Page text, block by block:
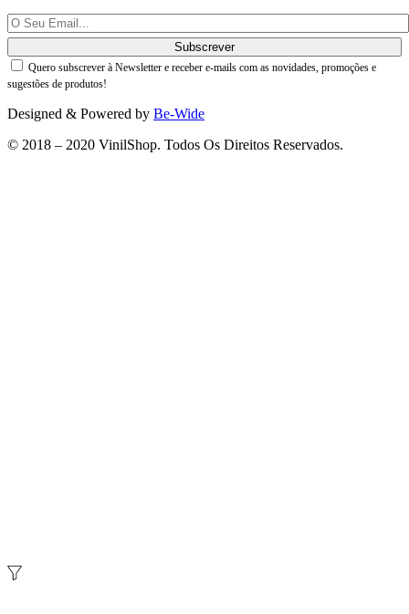
Quero subscrever à Newsletter e receber e-mails com as novidades, promoções e
sugestões de produtos!
Designed & Powered by Be-Wide
© 2018 – 2020 VinilShop. Todos Os Direitos Reservados.